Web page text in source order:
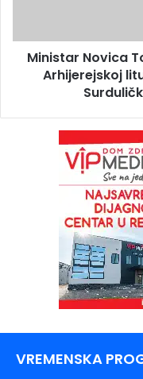
Ministar Novica
Arhijerejskoj
VREMENSKA